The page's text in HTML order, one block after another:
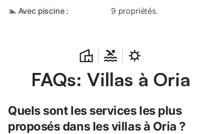
🏊 Avec piscine : 9 propriétés.
FAQs: Villas à Oria
Quels sont les services les plus
proposés dans les villas à Oria ?